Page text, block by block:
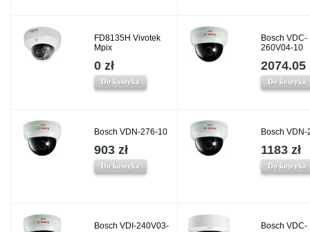
FD8135H Vivotek
Mpix
0 zł
Do koszyka
Bosch VDC-
260V04-10
2074.05
Do koszyka
Bosch VDN-276-10
903 zł
Do koszyka
Bosch
1183 zł
Do koszyka
Bosch VDI-240V03-
Bosch VDC-